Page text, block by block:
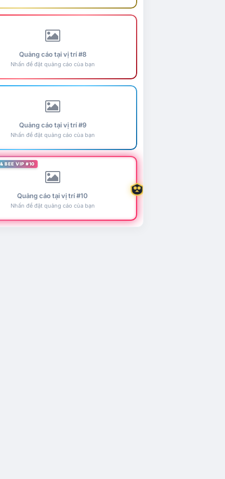
Quảng cáo tại vị trí #8
Nhấn để đặt quảng cáo của bạn
Quảng cáo tại vị trí #9
Nhấn để đặt quảng cáo của bạn
BEE VIP #10
Quảng cáo tại vị trí #10
Nhấn để đặt quảng cáo của bạn